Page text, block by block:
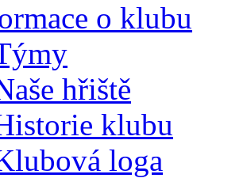
o klubu
hřiště
klubu
loga